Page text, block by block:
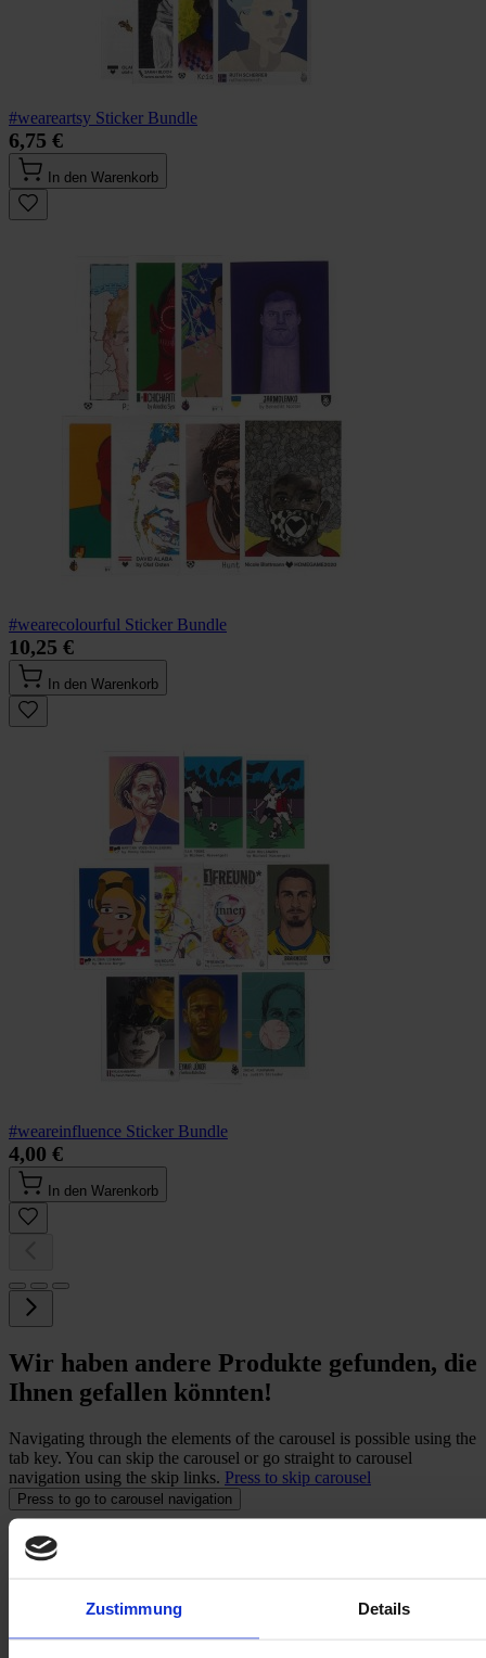
Zustimmung Details
#weareartsy Sticker Bundle
6,75 €
In den Warenkorb
#wearecolourful Sticker Bundle
10,25 €
In den Warenkorb
#weareinfluence Sticker Bundle
4,00 €
In den Warenkorb
Wir haben andere Produkte gefunden, die
Ihnen gefallen könnten!
Navigating through the elements of the carousel is possible using the
tab key. You can skip the carousel or go straight to carousel
navigation using the skip links. Press to skip carousel
Press to go to carousel navigation